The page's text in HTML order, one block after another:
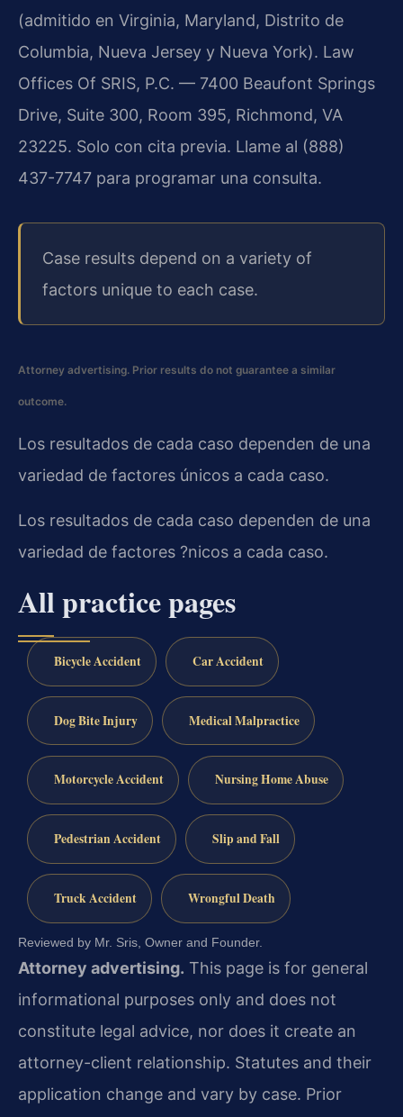
(admitido en Virginia, Maryland, Distrito de
Columbia, Nueva Jersey y Nueva York). Law
Offices Of SRIS, P.C. — 7400 Beaufont Springs
Drive, Suite 300, Room 395, Richmond, VA
23225. Solo con cita previa. Llame al (888)
437-7747 para programar una consulta.
Case results depend on a variety of
factors unique to each case.
Attorney advertising. Prior results do not guarantee a similar
outcome.
Los resultados de cada caso dependen de una
variedad de factores únicos a cada caso.
Los resultados de cada caso dependen de una
variedad de factores ?nicos a cada caso.
All practice pages
Bicycle Accident Car Accident
Dog Bite Injury Medical Malpractice
Motorcycle Accident Nursing Home Abuse
Pedestrian Accident Slip and Fall
Truck Accident Wrongful Death
Reviewed by Mr. Sris, Owner and Founder.
Attorney advertising. This page is for general
informational purposes only and does not
constitute legal advice, nor does it create an
attorney-client relationship. Statutes and their
application change and vary by case. Prior